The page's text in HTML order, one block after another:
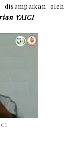
oleh
YAICI